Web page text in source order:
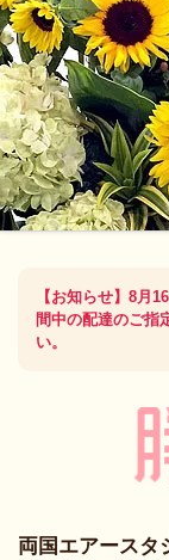
【お知らせ】8月
間中の配達のご指
い。
両国エアースタ